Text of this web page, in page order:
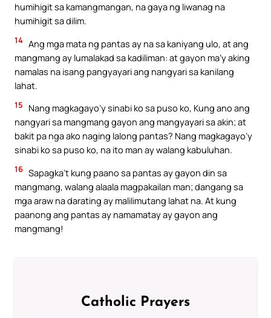
humihigit sa kamangmangan, na gaya ng liwanag na
humihigit sa dilim.
14 Ang mga mata ng pantas ay na sa kaniyang ulo, at ang
mangmang ay lumalakad sa kadiliman: at gayon ma’y aking
namalas na isang pangyayari ang nangyari sa kanilang
lahat.
15
Nang magkagayo’y sinabi ko sa puso ko, Kung ano ang
nangyari sa mangmang gayon ang mangyayari sa akin; at
bakit pa nga ako naging lalong pantas? Nang magkagayo’y
sinabi ko sa puso ko, na ito man ay walang kabuluhan.
16 Sapagka’t kung paano sa pantas ay gayon din sa
mangmang, walang alaala magpakailan man; dangang sa
mga araw na darating ay malilimutang lahat na. At kung
paanong ang pantas ay namamatay ay gayon ang
mangmang!
Catholic Prayers